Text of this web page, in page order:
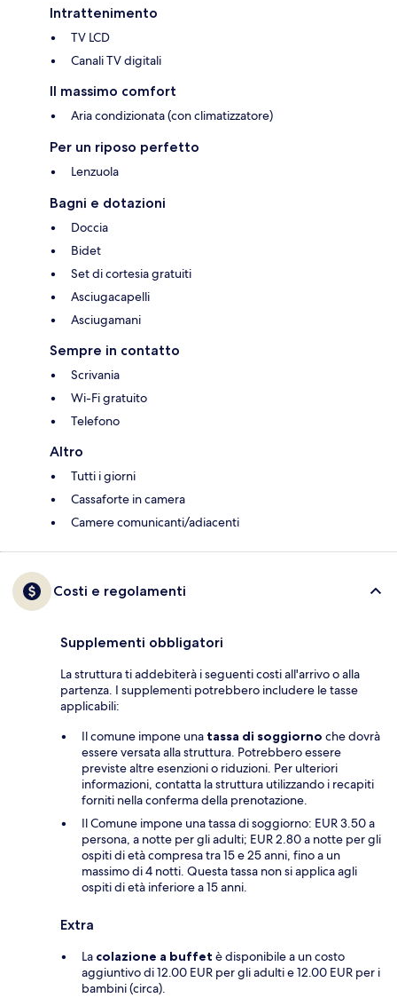
Intrattenimento
TV LCD
Canali TV digitali
Il massimo comfort
Aria condizionata (con climatizzatore)
Per un riposo perfetto
Lenzuola
Bagni e dotazioni
Doccia
Bidet
Set di cortesia gratuiti
Asciugacapelli
Asciugamani
Sempre in contatto
Scrivania
Wi-Fi gratuito
Telefono
Altro
Tutti i giorni
Cassaforte in camera
Camere comunicanti/adiacenti
Costi e regolamenti
Supplementi obbligatori
La struttura ti addebiterà i seguenti costi all'arrivo o alla
partenza. I supplementi potrebbero includere le tasse
applicabili:
Il comune impone una tassa di soggiorno che dovrà
essere versata alla struttura. Potrebbero essere
previste altre esenzioni o riduzioni. Per ulteriori
informazioni, contatta la struttura utilizzando i recapiti
forniti nella conferma della prenotazione.
Il Comune impone una tassa di soggiorno: EUR 3.50 a
persona, a notte per gli adulti; EUR 2.80 a notte per gli
ospiti di età compresa tra 15 e 25 anni, fino a un
massimo di 4 notti. Questa tassa non si applica agli
ospiti di età inferiore a 15 anni.
Extra
La colazione a buffet è disponibile a un costo
aggiuntivo di 12.00 EUR per gli adulti e 12.00 EUR per i
bambini (circa).